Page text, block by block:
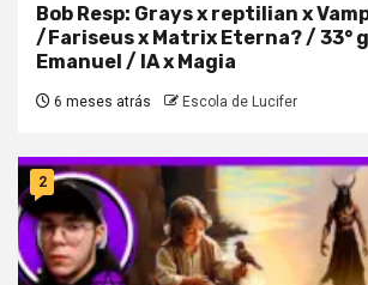
Bob Resp: Grays x reptilian x
/Fariseus x Matrix Eterna? / 33°
Emanuel / IA x Magia
6 meses atrás Escola de Lucifer
2